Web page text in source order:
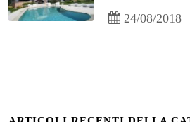
24/08/2018